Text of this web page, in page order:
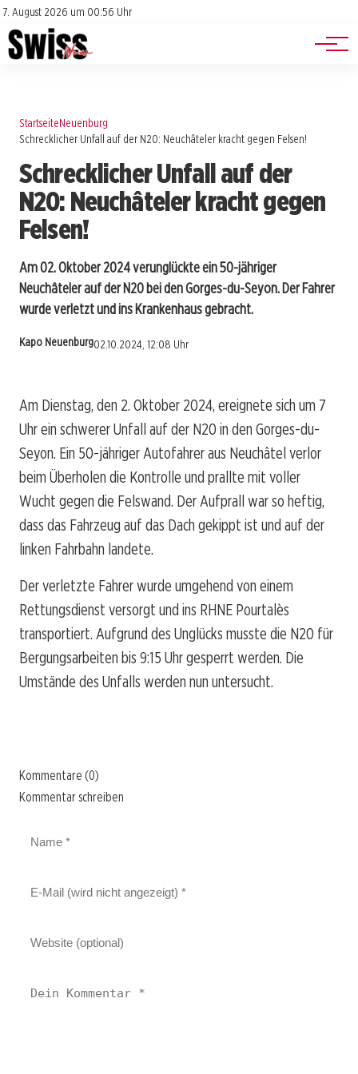
7. August 2026 um 00:56 Uhr
Impressum
Datenschutz
Jobs
Events
StartseiteNeuenburg
Schrecklicher Unfall auf der N20: Neuchâteler kracht gegen Felsen!
Schrecklicher Unfall auf der
N20: Neuchâteler kracht gegen
Felsen!
Am 02. Oktober 2024 verunglückte ein 50-jähriger
Neuchâteler auf der N20 bei den Gorges-du-Seyon. Der Fahrer
wurde verletzt und ins Krankenhaus gebracht.
Kapo Neuenburg02.10.2024, 12:08 Uhr
Am Dienstag, den 2. Oktober 2024, ereignete sich um 7
Uhr ein schwerer Unfall auf der N20 in den Gorges-du-
Seyon. Ein 50-jähriger Autofahrer aus Neuchâtel verlor
beim Überholen die Kontrolle und prallte mit voller
Wucht gegen die Felswand. Der Aufprall war so heftig,
dass das Fahrzeug auf das Dach gekippt ist und auf der
linken Fahrbahn landete.
Der verletzte Fahrer wurde umgehend von einem
Rettungsdienst versorgt und ins RHNE Pourtalès
transportiert. Aufgrund des Unglücks musste die N20 für
Bergungsarbeiten bis 9:15 Uhr gesperrt werden. Die
Umstände des Unfalls werden nun untersucht.
Kommentare (0)
Kommentar schreiben